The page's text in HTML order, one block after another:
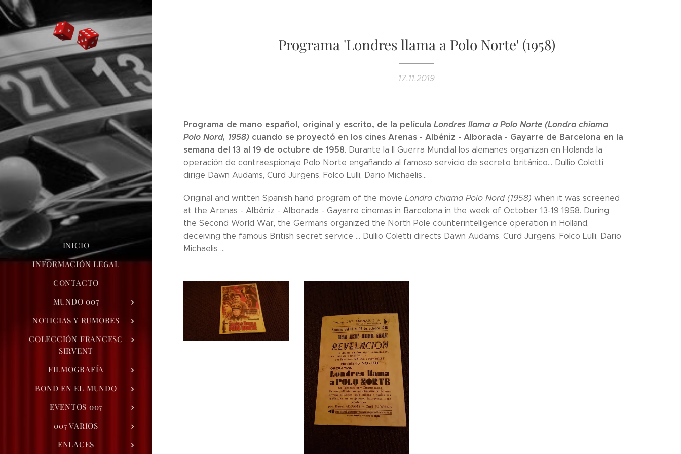
INICIO
INFORMACIÓN LEGAL
CONTACTO
MUNDO 007
NOTICIAS Y RUMORES
COLECCIÓN FRANCESC
SIRVENT
FILMOGRAFÍA
BOND EN EL MUNDO
EVENTOS 007
007 VARIOS
ENLACES
Programa 'Londres llama a Polo Norte' (1958)
17.11.2019
Programa de mano español, original y escrito, de la película Londres llama a Polo Norte (Londra chiama
Polo Nord, 1958) cuando se proyectó en los cines Arenas - Albéniz - Alborada - Gayarre de Barcelona en la
semana del 13 al 19 de octubre de 1958. Durante la II Guerra Mundial los alemanes organizan en Holanda la
operación de contraespionaje Polo Norte engañando al famoso servicio de secreto británico... Dullio Coletti
dirige Dawn Audams, Curd Jürgens, Folco Lulli, Dario Michaelis...
Original and written Spanish hand program of the movie Londra chiama Polo Nord (1958) when it was screened
at the Arenas - Albéniz - Alborada - Gayarre cinemas in Barcelona in the week of October 13-19 1958. During
the Second World War, the Germans organized the North Pole counterintelligence operation in Holland,
deceiving the famous British secret service ... Dullio Coletti directs Dawn Audams, Curd Jürgens, Folco Lulli, Dario
Michaelis ...